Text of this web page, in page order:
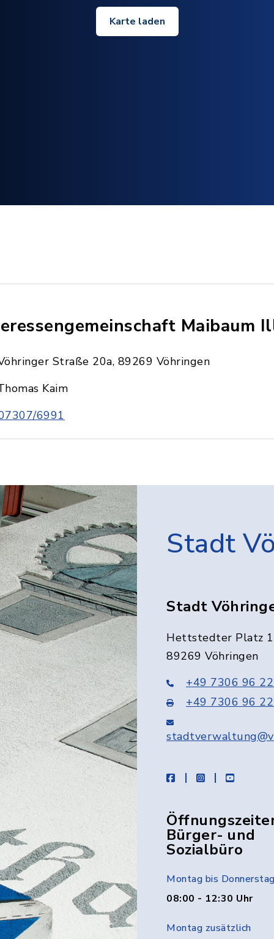
Karte laden
Maibaum
Straße 20a, 89269 Vöhringen
Kaim
6991
Stadt
Stadt
Hettstedter Platz 1
89269 Vöhringen
+49 7306 96
+49 7306 96
facebookinstagramyoutube
Bürger- und
Sozialbüro
Montag bis Donnerstag
08:00 - 12:30 Uhr
Montag zusätzlich